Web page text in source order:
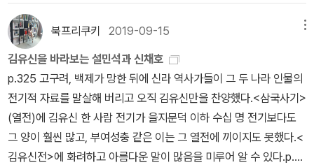
동북공정․이어도 도발! 일본 역사교과서 왜곡․독도 영유권 주장! 《조
선상고사》와《한국통사》를 읽지 않고서는 중국의 동북공정(東北工
程)과 이어도 도발 사건, 일본의 역사교과서 왜곡과 독도 영유권 주
장 사건의 본질을 제대로 읽어낼 수가 없다. 세계 2대 초강대국 가운
데 하나인 중국은 도광양회(韜光養晦)에서 시작하여 유소작위(有
所作爲), 화평굴기(和平崛起)를 거쳐 최근에는 돌돌핍인(咄咄逼
人)을 외치고 있다. 한편 일본은 메이지유신 때 탈아입구(脫亞入
歐)를 외쳤다가 10년 전부터 탈구입아(脫歐入亞)를 준비하면서 제
효과적인 투자입니다. 나중에 당신의 시계에 석양의 놀이 비칠 때, 그
래도 안분하며 살았다, 생각하며 느긋한 한숨을 쉴 수 있게 만들 것입
니다. 이 말을 믿기 바랍니다. 이제 당신은 대학의 문에 들어서게 됐
습니다. 그리하여 당신의 첫 발을 축복하며 문학, 역사, 철학 가운데
딱 열 권의 책을 추천하고자 했습니다. 그러나 평소에 철학에는 관심
이 덜 해 자신이 없어 철학을 위한 세 권의 자리는 비워두겠습니다. 이
글을 읽는 다른 분들이 이어서 소개해주시면 좋겠습니다. 나는 단지
문학과 역사책 일곱 권을 골라 당신의 방문 앞에 놓아두겠습니다.헤
역사는 역사를 위하여 역사를 만드는 것이지, 역사 이외에 무슨 다른
목적을 위하여 만드는 것이 아니다. 다시 말해서 역사는 사회의 유동
상태와 거기에서 발생한 사실을 객관적으로 있는 그대로 적는 것이
지, 지은이의 목적에 따라 그 사실을 좌우하거나 덧붙이거나 달리 고
칠 수 있는 것이 아니다.˝_조선상고사 553쪽신채호의 총론에서
북프리쿠키 2019-09-15
김유신을 바라보는 설민석과 신채호
p.325 고구려, 백제가 망한 뒤에 신라 역사가들이 그 두 나라 인물의
전기적 자료를 말살해 버리고 오직 김유신만을 찬양했다.<삼국사기>
(열전)에 김유신 한 사람 전기가 을지문덕 이하 수십 명 전기보다도
그 양이 훨씬 많고, 부여성충 같은 이는 그 열전에 끼이지도 못했다.<
김유신전>에 화려하고 아름다운 말이 많음을 미루어 알 수 있다.p.3